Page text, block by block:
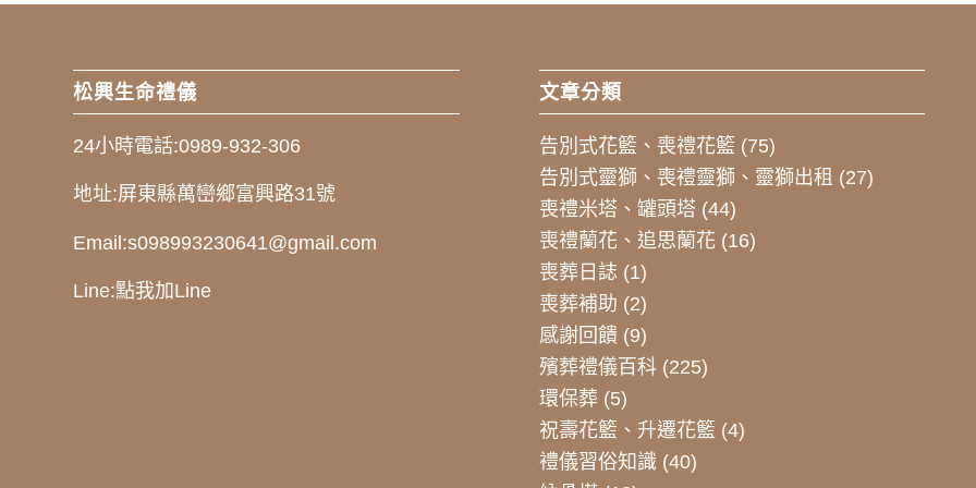
松興生命禮儀
24小時電話:0989-932-306
地址:屏東縣萬巒鄉富興路31號
Email:s098993230641@gmail.com
Line:點我加Line
文章分類
告別式花籃、喪禮花籃 (75)
告別式靈獅、喪禮靈獅、靈獅出租 (27)
喪禮米塔、罐頭塔 (44)
喪禮蘭花、追思蘭花 (16)
喪葬日誌 (1)
喪葬補助 (2)
感謝回饋(9)
殯葬禮儀百科(225)
環保葬(5)
祝壽花籃、升遷花籃 (4)
禮儀習俗知識 (40)